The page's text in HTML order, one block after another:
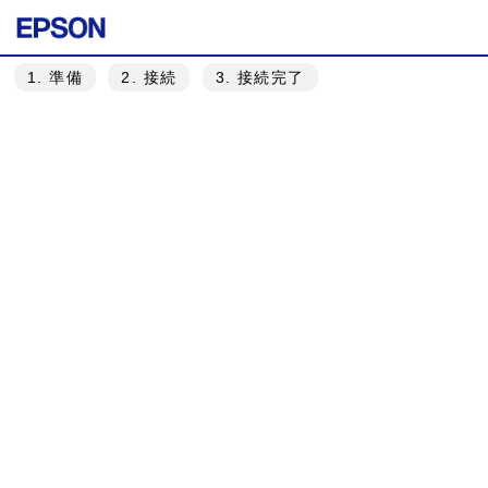
1 . 準備 2 . 接続 3 . 接続完了